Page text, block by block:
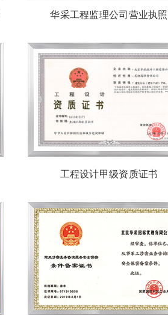
华采工程监理公司营业执照
工程设计甲级资质证书